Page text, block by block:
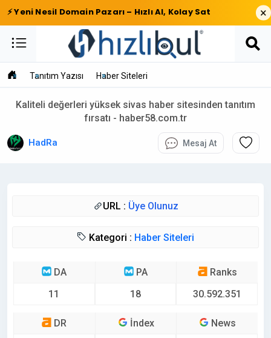
⚡ Yeni Nesil Domain Pazarı – Hızlı Al, Kolay Sat ×
Tanıtım Yazısı Haber Siteleri
Kaliteli değerleri yüksek sivas haber sitesinden tanıtım
fırsatı - haber58.com.tr
HadRa Mesaj At
URL : Üye Olunuz
Kategori : Haber Siteleri
DA
11
PA
18
Ranks
30.592.351
DR
İndex
News